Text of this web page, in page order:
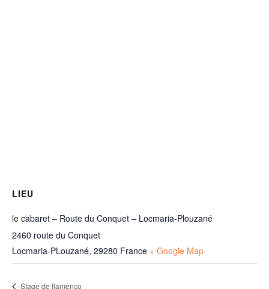
LIEU
le cabaret – Route du Conquet – Locmaria-Plouzané
2460 route du Conquet
Locmaria-PLouzané, 29280 France + Google Map
Stage de flamenco